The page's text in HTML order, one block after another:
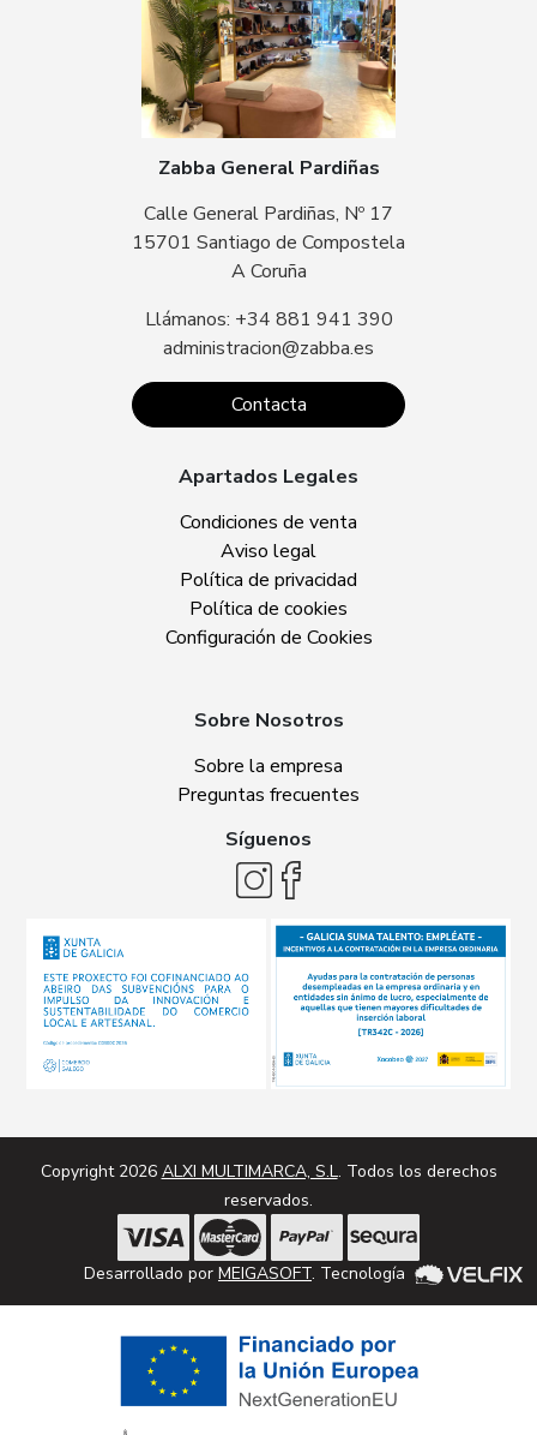
Zabba General Pardiñas
Calle General Pardiñas, Nº 17
15701 Santiago de Compostela
A Coruña
Llámanos: +34 881 941 390
administracion@zabba.es
Contacta
Apartados Legales
Condiciones de venta
Aviso legal
Política de privacidad
Política de cookies
Configuración de Cookies
Sobre Nosotros
Sobre la empresa
Preguntas frecuentes
Síguenos
Copyright 2026 ALXI MULTIMARCA, S.L. Todos los derechos
reservados.
Desarrollado por MEIGASOFT. Tecnología